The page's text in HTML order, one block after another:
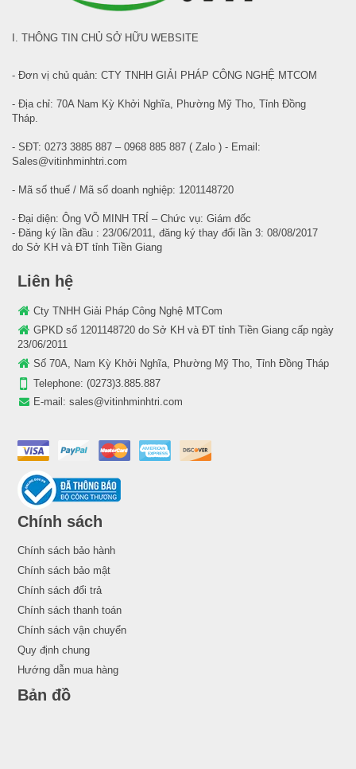
I. THÔNG TIN CHỦ SỞ HỮU WEBSITE
- Đơn vị chủ quản: CTY TNHH GIẢI PHÁP CÔNG NGHỆ MTCOM
- Địa chỉ: 70A Nam Kỳ Khởi Nghĩa, Phường Mỹ Tho, Tỉnh Đồng
Tháp.
- SĐT: 0273 3885 887 – 0968 885 887 ( Zalo ) - Email:
Sales@vitinhminhtri.com
- Mã số thuế / Mã số doanh nghiệp: 1201148720
- Đại diện: Ông VÕ MINH TRÍ – Chức vụ: Giám đốc
- Đăng ký lần đầu : 23/06/2011, đăng ký thay đổi lần 3: 08/08/2017
do Sở KH và ĐT tỉnh Tiền Giang
Liên hệ
Cty TNHH Giải Pháp Công Nghệ MTCom
GPKD số 1201148720 do Sở KH và ĐT tỉnh Tiền Giang cấp ngày
23/06/2011
Số 70A, Nam Kỳ Khởi Nghĩa, Phường Mỹ Tho, Tỉnh Đồng Tháp
Telephone: (0273)3.885.887
E-mail: sales@vitinhminhtri.com
Chính sách
Chính sách bảo hành
Chính sách bảo mật
Chính sách đổi trả
Chính sách thanh toán
Chính sách vận chuyển
Quy định chung
Hướng dẫn mua hàng
Bản đồ